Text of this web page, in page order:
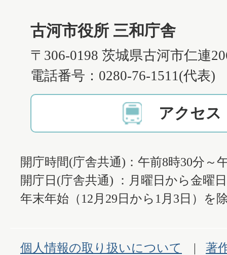
古河市役所 三和庁舎
〒306-0198 茨城県古河市仁連
電話番号：0280-76-1511(代表)
アクセス
開庁時間(庁舎共通)：午前8時30分～
開庁日(庁舎共通) ：月曜日から金曜
年末年始（12月29日から1月3日）を
個人情報の取り扱いについて
著